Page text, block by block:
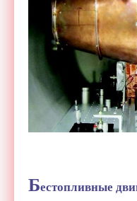
Бестопливные